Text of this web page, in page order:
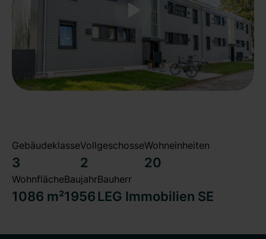
Gebäudeklasse
3
Vollgeschosse
2
Wohneinheiten
20
Wohnfläche
1086 m²
Baujahr
1956
Bauherr
LEG Immobilien SE